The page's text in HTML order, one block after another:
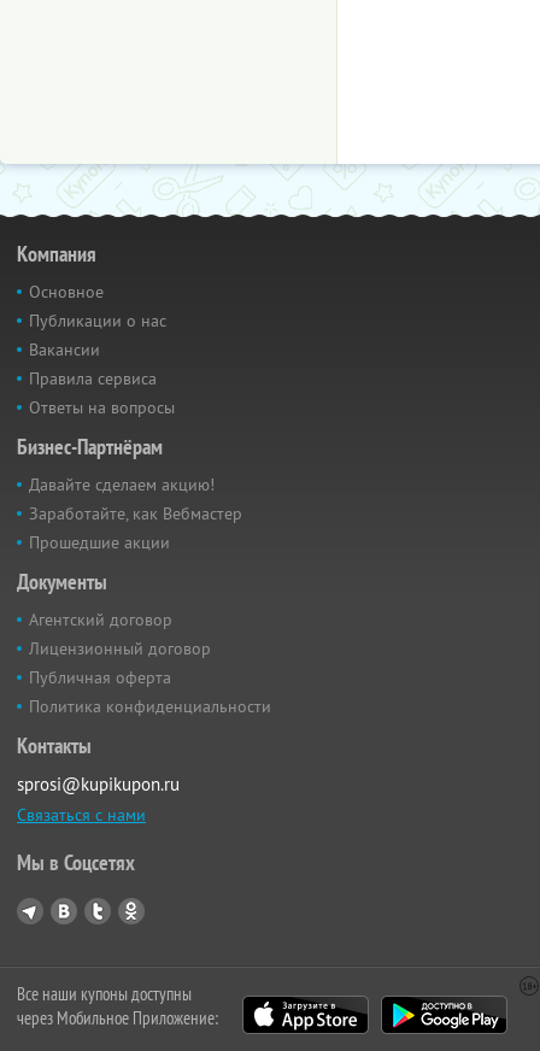
Компания
Основное
Публикации о нас
Вакансии
Правила сервиса
Ответы на вопросы
Бизнес-Партнёрам
Давайте сделаем акцию!
Заработайте, как Вебмастер
Прошедшие акции
Документы
Агентский договор
Лицензионный договор
Публичная оферта
Политика конфиденциальности
Контакты
sprosi@kupikupon.ru
Связаться с нами
Мы в Соцсетях
Все наши купоны доступны
через Мобильное Приложение: